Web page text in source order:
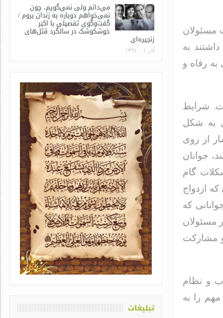
مسئولان
به
رفاه و
شرایط
به شکل
از روی
جوانان
گام
ازدواج
که
مسئولان
و مشارکت
و نظام
را به
می‌دانم ولی نمی‌گویم، چون
نمی‌خواهم دوباره به زندان بروم /
گفت‌وگوی تفصیلی با اکبر
خوشکوشک در سالگرد قتل‌های
زنجیره‌ای
آذر ۰۱, ۱۳۹۶
تبلیغات
او که دغدغه سلامت قلم
/ طاهره سادات حمیدی